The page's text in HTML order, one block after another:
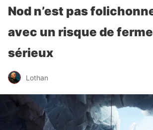
Nod n’est pas
avec un risque de
sérieux
Lothan